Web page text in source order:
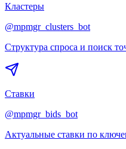
Кластеры
@mpmgr_clusters_bot
Структура спроса и поиск
Ставки
@mpmgr_bids_bot
Актуальные ставки по